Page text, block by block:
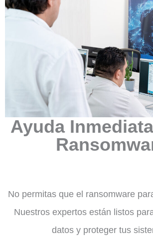
Ayuda
No permitas que el ransomware
Nuestros expertos están listos
datos y proteger tus